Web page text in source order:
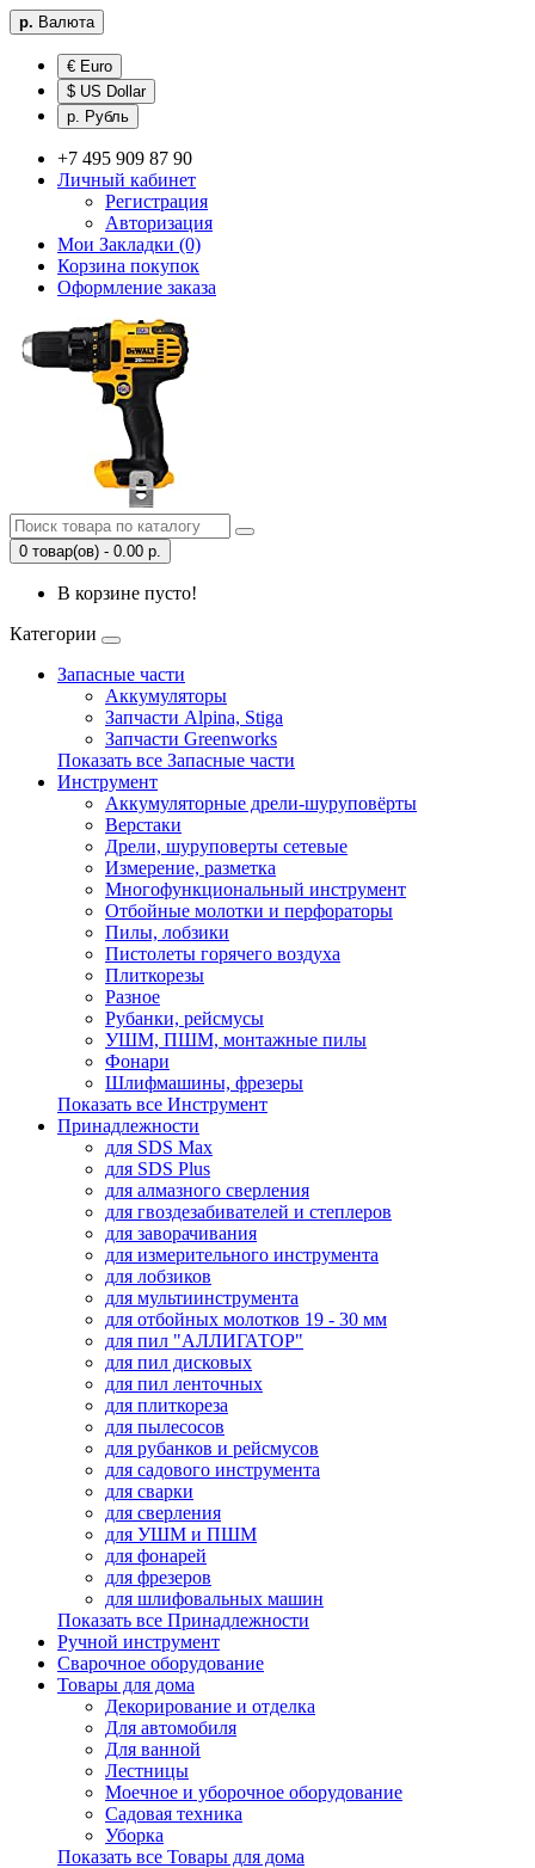
р. Валюта
€ Euro
$ US Dollar
р. Рубль
+7 495 909 87 90
Личный кабинет
Регистрация
Авторизация
Мои Закладки (0)
Корзина покупок
Оформление заказа
0 товар(ов) - 0.00 р.
В корзине пусто!
Категории
Запасные части
Аккумуляторы
Запчасти Alpina, Stiga
Запчасти Greenworks
Показать все Запасные части
Инструмент
Аккумуляторные дрели-шуруповёрты
Верстаки
Дрели, шуруповерты сетевые
Измерение, разметка
Многофункциональный инструмент
Отбойные молотки и перфораторы
Пилы, лобзики
Пистолеты горячего воздуха
Плиткорезы
Разное
Рубанки, рейсмусы
УШМ, ПШМ, монтажные пилы
Фонари
Шлифмашины, фрезеры
Показать все Инструмент
Принадлежности
для SDS Max
для SDS Plus
для алмазного сверления
для гвоздезабивателей и степлеров
для заворачивания
для измерительного инструмента
для лобзиков
для мультиинструмента
для отбойных молотков 19 - 30 мм
для пил "АЛЛИГАТОР"
для пил дисковых
для пил ленточных
для плиткореза
для пылесосов
для рубанков и рейсмусов
для садового инструмента
для сварки
для сверления
для УШМ и ПШМ
для фонарей
для фрезеров
для шлифовальных машин
Показать все Принадлежности
Ручной инструмент
Сварочное оборудование
Товары для дома
Декорирование и отделка
Для автомобиля
Для ванной
Лестницы
Моечное и уборочное оборудование
Садовая техника
Уборка
Показать все Товары для дома